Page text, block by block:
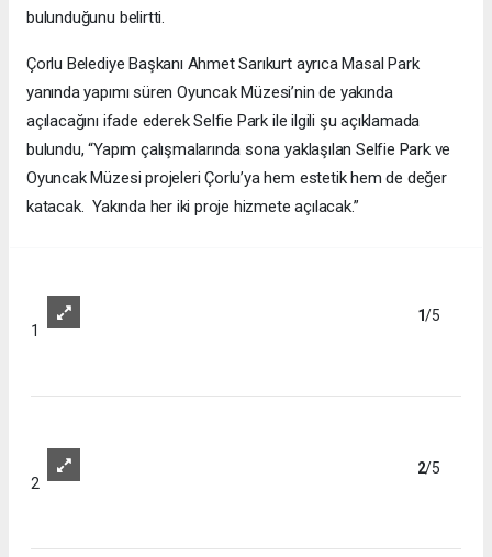
bulunduğunu belirtti.
Çorlu Belediye Başkanı Ahmet Sarıkurt ayrıca Masal Park
yanında yapımı süren Oyuncak Müzesi’nin de yakında
açılacağını ifade ederek Selfie Park ile ilgili şu açıklamada
bulundu, “Yapım çalışmalarında sona yaklaşılan Selfie Park ve
Oyuncak Müzesi projeleri Çorlu’ya hem estetik hem de değer
katacak. Yakında her iki proje hizmete açılacak.”
1/5